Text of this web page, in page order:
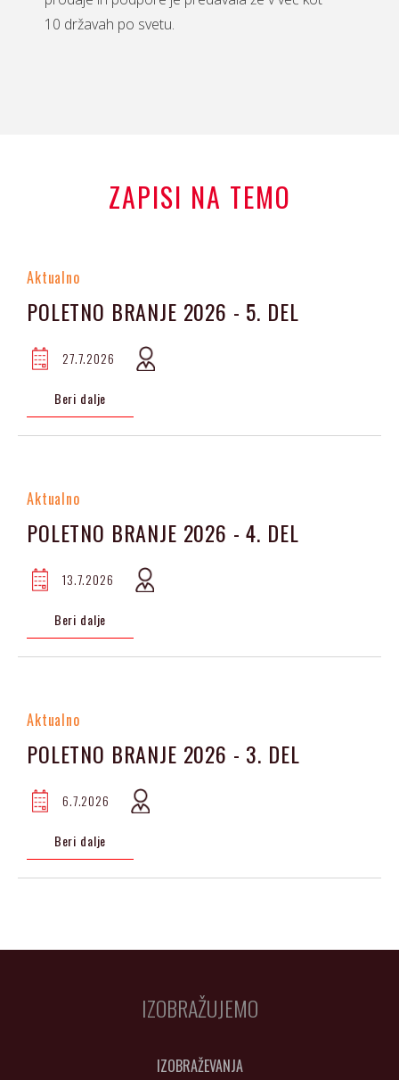
10 državah po svetu.
ZAPISI NA TEMO
Aktualno
POLETNO BRANJE 2026 - 5. DEL
27.7.2026
Beri dalje
Aktualno
POLETNO BRANJE 2026 - 4. DEL
13.7.2026
Beri dalje
Aktualno
POLETNO BRANJE 2026 - 3. DEL
6.7.2026
Beri dalje
IZOBRAŽUJEMO
IZOBRAŽEVANJA